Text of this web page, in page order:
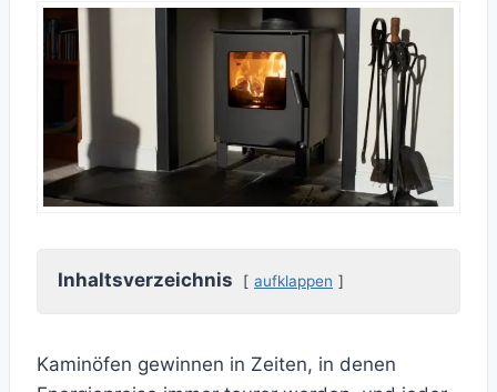
Inhaltsverzeichnis aufklappen
Kaminöfen gewinnen in Zeiten, in denen